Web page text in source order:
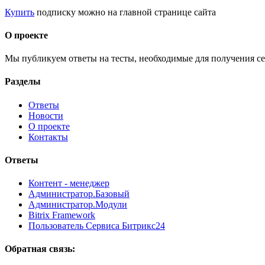
Купить подписку можно на главной странице сайта
О проекте
Мы публикуем ответы на тесты, необходимые для получения
Разделы
Ответы
Новости
О проекте
Контакты
Ответы
Контент - менеджер
Администратор.Базовый
Администратор.Модули
Bitrix Framework
Пользователь Сервиса Битрикс24
Обратная связь: